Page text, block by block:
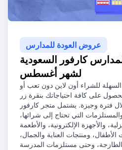
عروض العودة للمدارس
كارفور السعودية
لشهر أغسطس
للشراء أون لاين دون تعب أو
على كافة احتياجاتك بنقرة زر
فترة وجيزة. يشتمل متجر كارفور
التي تحتاج إلى شرائها،
والأجهزة الإلكترونية، والأطعمة
ومنتجات العناية والجمال،